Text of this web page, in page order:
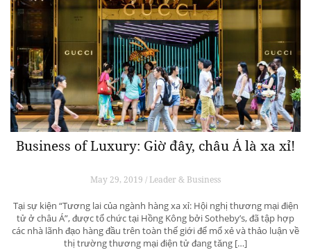
Business of Luxury: Giờ đây, châu Á là xa xỉ!
May 29, 2019 / Leader & Business
Tại sự kiện “Tương lai của ngành hàng xa xỉ: Hội nghị thương mại điện
tử ở châu Á”, được tổ chức tại Hồng Kông bởi Sotheby’s, đã tập hợp
các nhà lãnh đạo hàng đầu trên toàn thế giới để mổ xẻ và thảo luận về
thị trường thương mại điện tử đang tăng […]